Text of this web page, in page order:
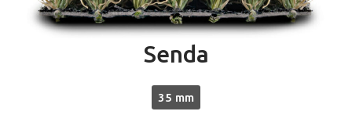
Senda
35 mm